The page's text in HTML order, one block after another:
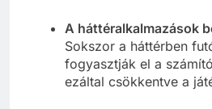
A háttéralkalmazások
Sokszor a háttérben
fogyasztják el a
ezáltal csökkentve a